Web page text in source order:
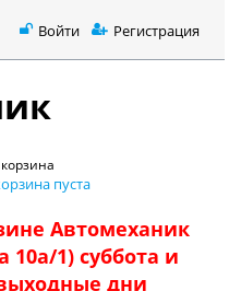
Войти Регистрация
пуста
Автомеханик
1) суббота и
дни